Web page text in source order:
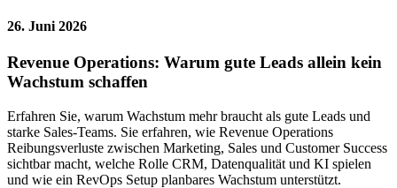
26. Juni 2026
Revenue Operations: Warum gute Leads allein kein
Wachstum schaffen
Erfahren Sie, warum Wachstum mehr braucht als gute Leads und
starke Sales-Teams. Sie erfahren, wie Revenue Operations
Reibungsverluste zwischen Marketing, Sales und Customer Success
sichtbar macht, welche Rolle CRM, Datenqualität und KI spielen
und wie ein RevOps Setup planbares Wachstum unterstützt.